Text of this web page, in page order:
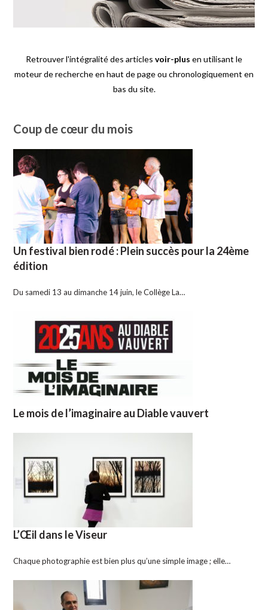
Retrouver l'intégralité des articles voir-plus en utilisant le
moteur de recherche en haut de page ou chronologiquement en
bas du site.
Coup de cœur du mois
Un festival bien rodé : Plein succès pour la 24ème
édition
Du samedi 13 au dimanche 14 juin, le Collège La…
Le mois de l’imaginaire au Diable vauvert
L’Œil dans le Viseur
Chaque photographie est bien plus qu’une simple image ; elle…